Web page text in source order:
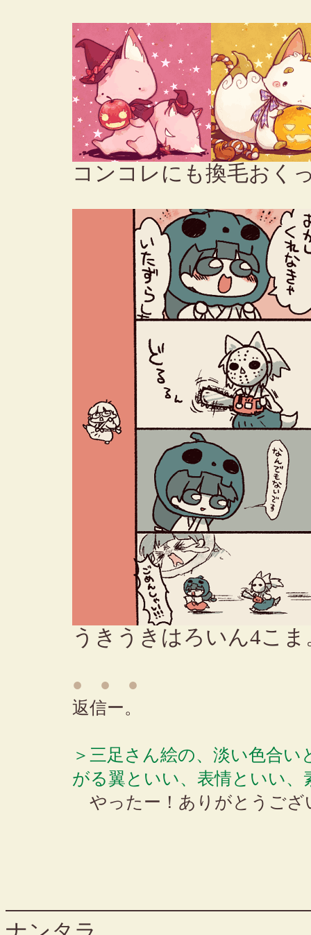
コンコレにも換毛おく
うきうきはろいん4こま
● ● ●
返信ー。
＞三足さん絵の、淡い色合
がる翼といい、表情といい
やったー！ありがとうござ